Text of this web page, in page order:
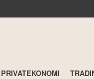
PRIVATEKONOMI